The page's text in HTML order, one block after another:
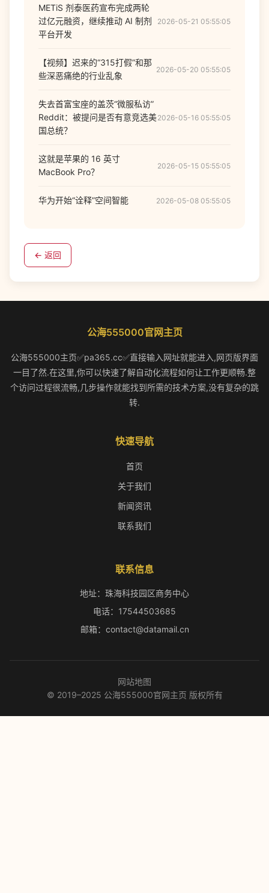
METiS 剂泰医药宣布完成两轮
过亿元融资，继续推动 AI 制剂
平台开发
2026-05-21 05:55:05
【视频】迟来的“315打假”和那
些深恶痛绝的行业乱象
2026-05-20 05:55:05
失去首富宝座的盖茨“微服私访”
Reddit：被提问是否有意竞选美
国总统？
2026-05-16 05:55:05
这就是苹果的 16 英寸
MacBook Pro？
2026-05-15 05:55:05
华为开始“诠释”空间智能 2026-05-08 05:55:05
← 返回
公海555000官网主页
公海555000主页✅pa365.cc✅直接输入网址就能进入,网页版界面
一目了然.在这里,你可以快速了解自动化流程如何让工作更顺畅.整
个访问过程很流畅,几步操作就能找到所需的技术方案,没有复杂的跳
转.
快速导航
首页
关于我们
新闻资讯
联系我们
联系信息
地址：珠海科技园区商务中心
电话：17544503685
邮箱：contact@datamail.cn
网站地图
© 2019–2025 公海555000官网主页 版权所有